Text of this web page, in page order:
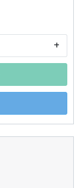
+